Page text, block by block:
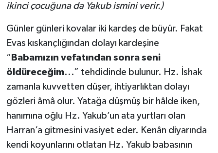
ikinci çocuğuna da Yakub ismini verir.)
Günler günleri kovalar iki kardeş de büyür. Fakat
Evas kıskançlığından dolayı kardeşine
“ Babamızın vefatından sonra seni
öldüreceğim...” tehdidinde bulunur. Hz. İshak
zamanla kuvvetten düşer, ihtiyarlıktan dolayı
gözleri âmâ olur. Yatağa düşmüş bir hâlde iken,
hanımına oğlu Hz. Yakub’un ata yurtları olan
Harran’a gitmesini vasiyet eder. Kenân diyarında
kendi koyunlarını otlatan Hz. Yakub babasının